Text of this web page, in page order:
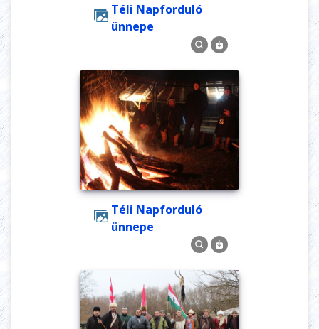
Téli Napforduló
ünnepe
Téli Napforduló
ünnepe